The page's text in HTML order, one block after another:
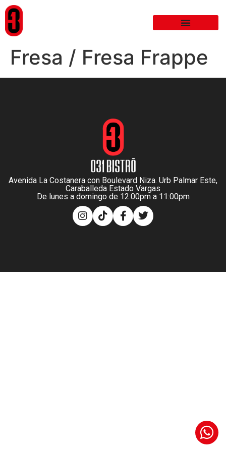
Fresa / Fresa Frappe
Avenida La Costanera con Boulevard Niza. Urb Palmar Este,
Caraballeda Estado Vargas
De lunes a domingo de 12:00pm a 11:00pm